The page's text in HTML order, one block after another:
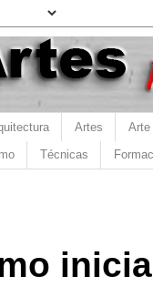
Artes Arte
Técnicas